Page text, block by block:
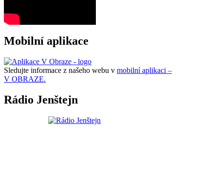
Mobilní aplikace
Sledujte informace z našeho webu v mobilní aplikaci –
V OBRAZE.
Rádio Jenštejn